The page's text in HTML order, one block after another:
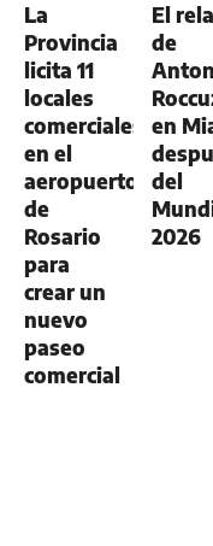
La
Provincia
licita 11
locales
comerciales
en el
aeropuerto
de
Rosario
para
crear un
nuevo
paseo
comercial
El
de
en
del
2026